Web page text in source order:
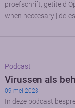
proefschrift, getiteld
when neccesary | de-
Podcast
Virussen als
09 mei 2023
In deze podcast